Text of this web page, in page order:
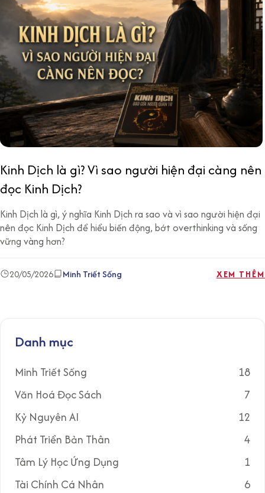
Danh mục
Minh Triết Sống
18
Văn Hoá Đọc Sách
7
Kỷ Nguyên AI
12
Phát Triển Bản Thân
4
Tâm Lý Học Ứng Dụng
1
Tài Chính Cá Nhân
6
Kinh Dịch là gì? Vì sao người hiện đại càng nên
đọc Kinh Dịch?
Kinh Dịch là gì, ý nghĩa Kinh Dịch ra sao và vì sao người hiện đại
nên đọc Kinh Dịch để hiểu biến động, bớt overthinking và sống
vững vàng hơn?
20/05/2026 Minh Triết Sống XEM THÊM